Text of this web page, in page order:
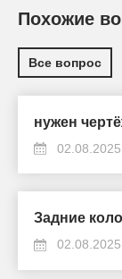
Похожие
Все вопрос
нужен
02.08.2025
Задние
02.08.2025